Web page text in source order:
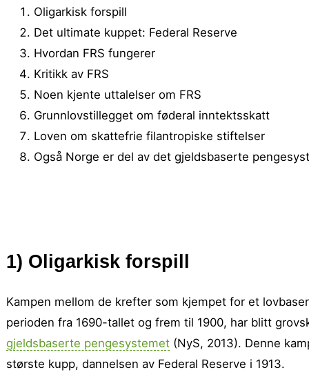
Oligarkisk forspill
Det ultimate kuppet: Federal Reserve
Hvordan FRS fungerer
Kritikk av FRS
Noen kjente uttalelser om FRS
Grunnlovstillegget om føderal inntektsskatt
Loven om skattefrie filantropiske stiftelser
Også Norge er del av det gjeldsbaserte
1) Oligarkisk forspill
Kampen mellom de krefter som kjempet for et
perioden fra 1690-tallet og frem til 1900, har blitt
gjeldsbaserte pengesystemet (NyS, 2013). Denne
største kupp, dannelsen av Federal Reserve i 1913.